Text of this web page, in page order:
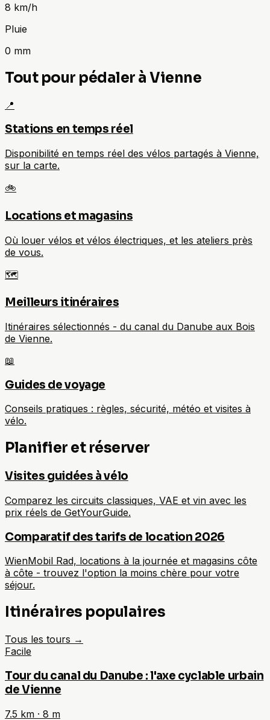
8 km/h
Pluie
0 mm
Tout pour pédaler à Vienne
📍
Stations en temps réel
Disponibilité en temps réel des vélos partagés à Vienne,
sur la carte.
🚲
Locations et magasins
Où louer vélos et vélos électriques, et les ateliers près
de vous.
🗺️
Meilleurs itinéraires
Itinéraires sélectionnés - du canal du Danube aux Bois
de Vienne.
📖
Guides de voyage
Conseils pratiques : règles, sécurité, météo et visites à
vélo.
Planifier et réserver
Visites guidées à vélo
Comparez les circuits classiques, VAE et vin avec les
prix réels de GetYourGuide.
Comparatif des tarifs de location 2026
WienMobil Rad, locations à la journée et magasins côte
à côte - trouvez l'option la moins chère pour votre
séjour.
Itinéraires populaires
Tous les tours →
Facile
Tour du canal du Danube : l'axe cyclable urbain
de Vienne
7.5 km · 8 m